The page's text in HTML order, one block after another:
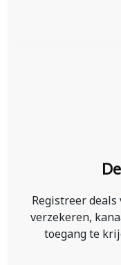
Registreer
verzekeren,
toegang te